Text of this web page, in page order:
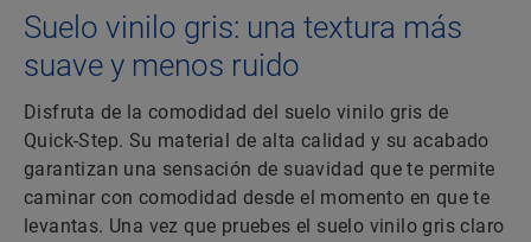
Suelo vinilo gris: una textura más
suave y menos ruido
Disfruta de la comodidad del suelo vinilo gris de
Quick-Step. Su material de alta calidad y su acabado
garantizan una sensación de suavidad que te permite
caminar con comodidad desde el momento en que te
levantas. Una vez que pruebes el suelo vinilo gris claro